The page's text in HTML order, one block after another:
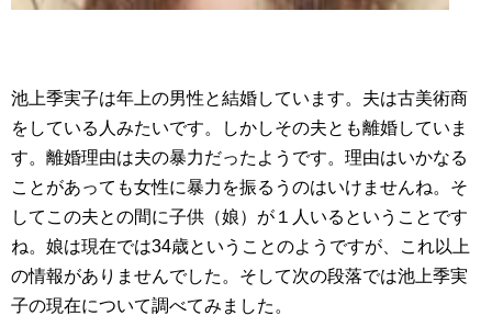
池上季実子は年上の男性と結婚しています。夫は古美術商
をしている人みたいです。しかしその夫とも離婚していま
す。離婚理由は夫の暴力だったようです。理由はいかなる
ことがあっても女性に暴力を振るうのはいけませんね。そ
してこの夫との間に子供（娘）が１人いるということです
ね。娘は現在では34歳ということのようですが、これ以上
の情報がありませんでした。そして次の段落では池上季実
子の現在について調べてみました。